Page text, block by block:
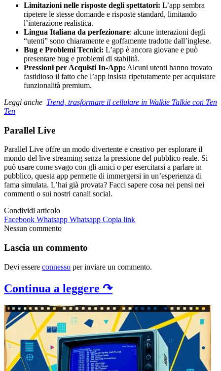
Limitazioni nelle risposte degli spettatori: L’app sembra
ripetere le stesse domande e risposte standard, limitando
l’interazione realistica.
Lingua Italiana da perfezionare: alcune interazioni degli
“utenti” sono chiaramente e goffamente tradotte dall’inglese.
Bug e Problemi Tecnici: L’app è ancora giovane e può
presentare bug e problemi di stabilità.
Pressioni per Acquisti In-App: Alcuni utenti hanno trovato
fastidioso il fatto che l’app insista ripetutamente per acquistare
funzionalità premium.
Leggi anche Trend, trasformare il cellulare in Walkie Talkie con Ten
Ten
Parallel Live
Parallel Live offre un modo divertente e creativo per esplorare il
mondo del live streaming senza la pressione del pubblico reale. Si
può usare come svago con gli amici o per esercitarsi a parlare in
pubblico, questa app permette di immergersi in un’esperienza di
fama simulata. L’hai già provata? Facci sapere cosa nei pensi nei
commenti o sui nostri canali social.
Condividi articolo
Facebook Whatsapp Whatsapp Copia link
Nessun commento
Lascia un commento
Devi essere connesso per inviare un commento.
Continua a leggere ↷